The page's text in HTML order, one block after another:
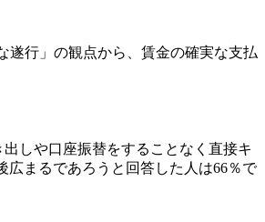
遂行」の観点から、賃金の確実な支払
しや口座振替をすることなく直接キ
広まるであろうと回答した人は66％で